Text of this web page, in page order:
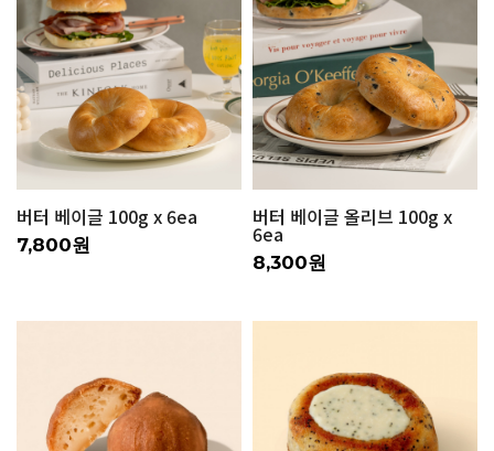
버터 베이글 100g x 6ea
7,800원
버터 베이글 올리브 100g x
6ea
8,300원